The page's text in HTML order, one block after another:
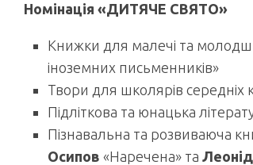
Номінація «ДИТЯЧЕ СВЯТО»
Книжки для малечі та
іноземних письменників»
Твори для школярів середніх
Підліткова та юнацька
Пізнавальна та розвиваюча
Осипов «Наречена» та